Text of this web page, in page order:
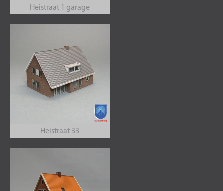
Heistraat 1 garage
Heistraat 33